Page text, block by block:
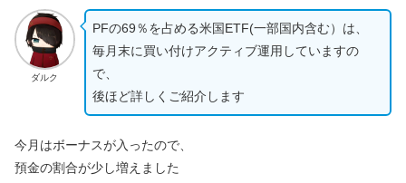
ダルク
PFの69％を占める米国ETF(一部国内含む）は、
毎月末に買い付けアクティブ運用していますの
で、
後ほど詳しくご紹介します
今月はボーナスが入ったので、
預金の割合が少し増えました